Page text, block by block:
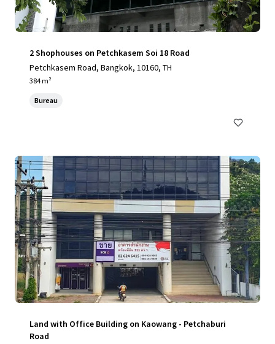
2 Shophouses on Petchkasem Soi 18 Road
Petchkasem Road, Bangkok, 10160, TH
384 m²
Bureau
Land with Office Building on Kaowang - Petchaburi
Road